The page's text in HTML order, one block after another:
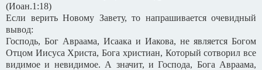
(Иоан.1:18)
Если верить Новому Завету, то напрашивается очевидный
вывод:
Господь, Бог Авраама, Исаака и Иакова, не является Богом
Отцом Иисуса Христа, Бога христиан, Который сотворил все
видимое и невидимое. А значит, и Господа, Бога Авраама,